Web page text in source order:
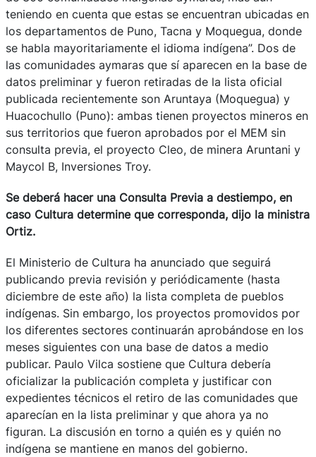
teniendo en cuenta que estas se encuentran ubicadas en
los departamentos de Puno, Tacna y Moquegua, donde
se habla mayoritariamente el idioma indígena”. Dos de
las comunidades aymaras que sí aparecen en la base de
datos preliminar y fueron retiradas de la lista oficial
publicada recientemente son Aruntaya (Moquegua) y
Huacochullo (Puno): ambas tienen proyectos mineros en
sus territorios que fueron aprobados por el MEM sin
consulta previa, el proyecto Cleo, de minera Aruntani y
Maycol B, Inversiones Troy.
Se deberá hacer una Consulta Previa a destiempo, en
caso Cultura determine que corresponda, dijo la ministra
Ortiz.
El Ministerio de Cultura ha anunciado que seguirá
publicando previa revisión y periódicamente (hasta
diciembre de este año) la lista completa de pueblos
indígenas. Sin embargo, los proyectos promovidos por
los diferentes sectores continuarán aprobándose en los
meses siguientes con una base de datos a medio
publicar. Paulo Vilca sostiene que Cultura debería
oficializar la publicación completa y justificar con
expedientes técnicos el retiro de las comunidades que
aparecían en la lista preliminar y que ahora ya no
figuran. La discusión en torno a quién es y quién no
indígena se mantiene en manos del gobierno.